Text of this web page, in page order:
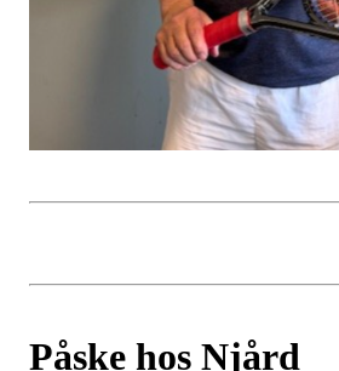
Påske hos Njård